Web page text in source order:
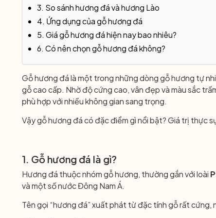
3. So sánh hương đá và hương Lào
4. Ứng dụng của gỗ hương đá
5. Giá gỗ hương đá hiện nay bao nhiêu?
6. Có nên chọn gỗ hương đá không?
Gỗ hương đá là một trong những dòng gỗ hương tự
gỗ cao cấp. Nhờ độ cứng cao, vân đẹp và màu sắc
phù hợp với nhiều không gian sang trọng.
Vậy gỗ hương đá có đặc điểm gì nổi bật? Giá trị thực
1. Gỗ hương đá là gì?
Hương đá thuộc nhóm gỗ hương, thường gắn với loài
và một số nước Đông Nam Á.
Tên gọi “hương đá” xuất phát từ đặc tính gỗ rất cứng,